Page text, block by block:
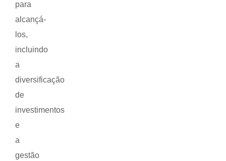
para
alcançá-
los,
incluindo
a
diversificação
de
investimentos
e
a
gestão